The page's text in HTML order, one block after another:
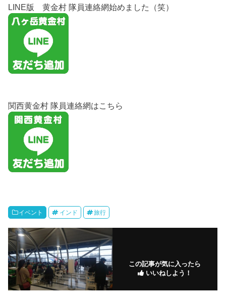
LINE版 黄金村 隊員連絡網始めました（笑）
関西黄金村 隊員連絡網はこちら
イベント インド 旅行
この記事が気に入ったら
いいねしよう！